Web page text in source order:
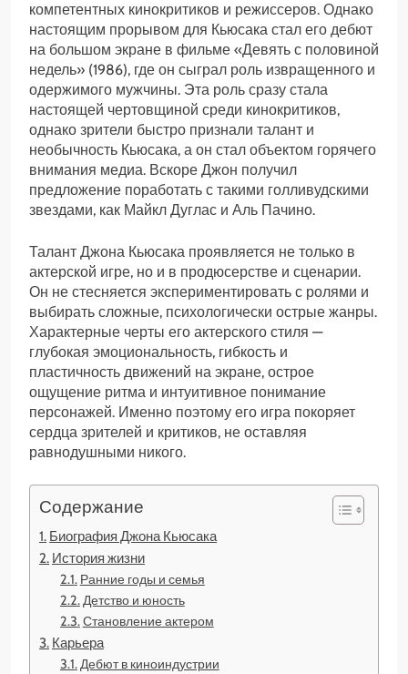
компетентных кинокритиков и режиссеров. Однако
настоящим прорывом для Кьюсака стал его дебют
на большом экране в фильме «Девять с половиной
недель» (1986), где он сыграл роль извращенного и
одержимого мужчины. Эта роль сразу стала
настоящей чертовщиной среди кинокритиков,
однако зрители быстро признали талант и
необычность Кьюсака, а он стал объектом горячего
внимания медиа. Вскоре Джон получил
предложение поработать с такими голливудскими
звездами, как Майкл Дуглас и Аль Пачино.
Талант Джона Кьюсака проявляется не только в
актерской игре, но и в продюсерстве и сценарии.
Он не стесняется экспериментировать с ролями и
выбирать сложные, психологически острые жанры.
Характерные черты его актерского стиля —
глубокая эмоциональность, гибкость и
пластичность движений на экране, острое
ощущение ритма и интуитивное понимание
персонажей. Именно поэтому его игра покоряет
сердца зрителей и критиков, не оставляя
равнодушными никого.
Содержание
Биография Джона Кьюсака
История жизни
Ранние годы и семья
Детство и юность
Становление актером
Карьера
Дебют в киноиндустрии